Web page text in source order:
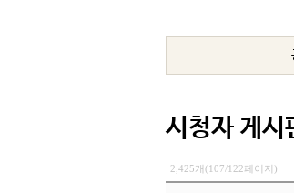
시청자 게시
2,425개(107/122페이지)